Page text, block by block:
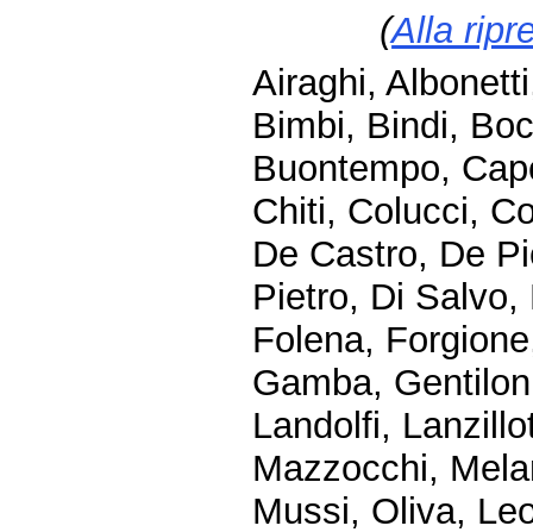
(Alla
Airaghi,
Bimbi, Bindi,
Buontempo,
Chiti, Colucci,
De Castro, De
Pietro, Di Salvo,
Folena,
Gamba,
Landolfi,
Mazzocchi,
Mussi, Oliva,